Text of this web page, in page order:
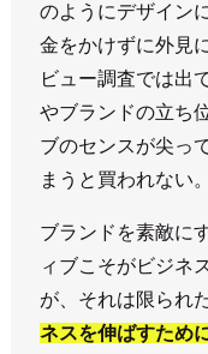
のようにデザイン
金をかけずに外見
ビュー調査では出
やブランドの立ち
ブのセンスが尖っ
まうと買われない。
ブランドを素敵に
ィブこそがビジネ
が、それは限られ
ネスを伸ばすため